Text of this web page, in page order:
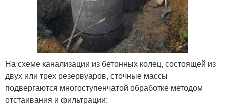
На схеме канализации из бетонных колец, состоящей из
двух или трех резервуаров, сточные массы
подвергаются многоступенчатой обработке методом
отстаивания и фильтрации: